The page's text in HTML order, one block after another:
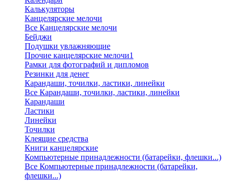
Калькуляторы
Канцелярские мелочи
Все Канцелярские мелочи
Бейджи
Подушки увлажняющие
Прочие канцелярские мелочи1
Рамки для фотографий и дипломов
Резинки для денег
Карандаши, точилки, ластики, линейки
Все Карандаши, точилки, ластики, линейки
Карандаши
Ластики
Линейки
Точилки
Клеящие средства
Книги канцелярские
Компьютерные принадлежности (батарейки, флешки...)
Все Компьютерные принадлежности (батарейки,
флешки...)